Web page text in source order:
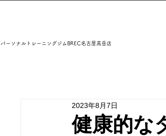
パーソナルトレーニングジムBREC名古屋高岳店
健康的な
2023年8月7日